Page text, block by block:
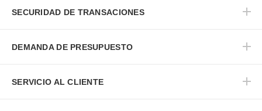
SECURIDAD DE TRANSACIONES
DEMANDA DE PRESUPUESTO
SERVICIO AL CLIENTE